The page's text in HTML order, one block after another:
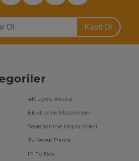
Kayıt Ol
4K Uydu Alıcılar
Elektronik Malzemeler
Seslendirme Hoparlörleri
Tv Yedek Parça
IP Tv Box